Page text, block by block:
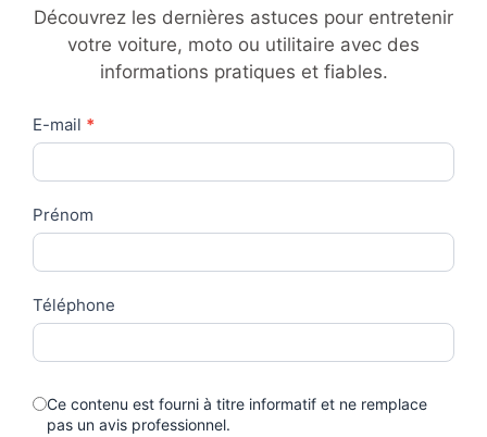
Découvrez les dernières astuces pour entretenir
votre voiture, moto ou utilitaire avec des
informations pratiques et fiables.
Contact
Us
E-mail *
Prénom
Téléphone
Ce contenu est fourni à titre informatif et ne remplace
pas un avis professionnel.